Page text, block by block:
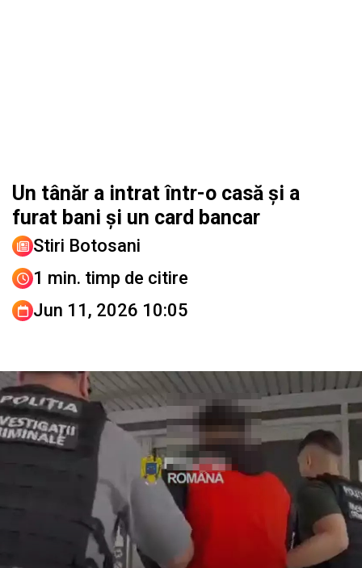
Un tânăr a intrat într-o casă și a
furat bani și un card bancar
Stiri Botosani
1 min. timp de citire
Jun 11, 2026 10:05